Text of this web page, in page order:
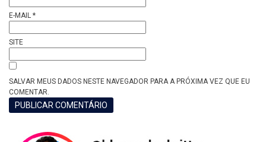
E-MAIL *
SITE
SALVAR MEUS DADOS NESTE NAVEGADOR PARA A PRÓXIMA VEZ QUE EU
COMENTAR.